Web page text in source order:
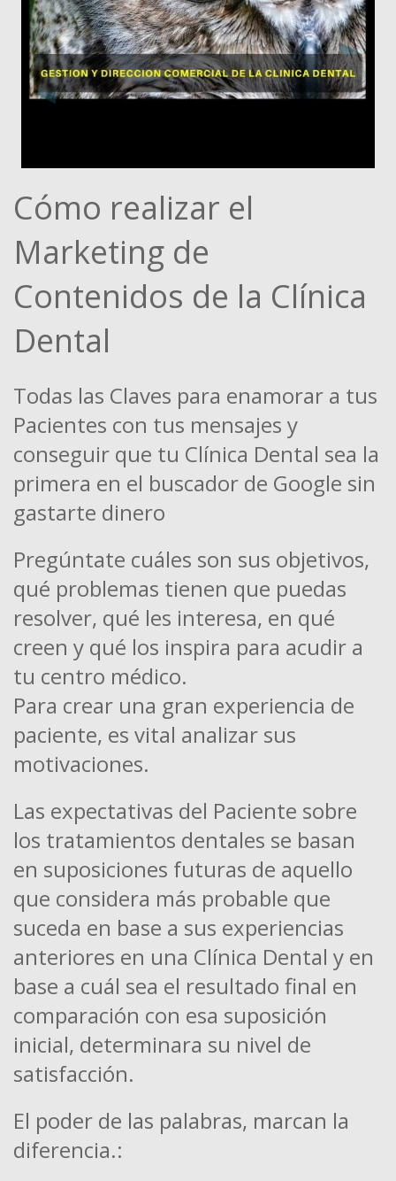
Cómo realizar el
Marketing de
Contenidos de la Clínica
Dental
Todas las Claves para enamorar a tus
Pacientes con tus mensajes y
conseguir que tu Clínica Dental sea la
primera en el buscador de Google sin
gastarte dinero
Pregúntate cuáles son sus objetivos,
qué problemas tienen que puedas
resolver, qué les interesa, en qué
creen y qué los inspira para acudir a
tu centro médico.
Para crear una gran experiencia de
paciente, es vital analizar sus
motivaciones.
Las expectativas del Paciente sobre
los tratamientos dentales se basan
en suposiciones futuras de aquello
que considera más probable que
suceda en base a sus experiencias
anteriores en una Clínica Dental y en
base a cuál sea el resultado final en
comparación con esa suposición
inicial, determinara su nivel de
satisfacción.
El poder de las palabras, marcan la
diferencia.: